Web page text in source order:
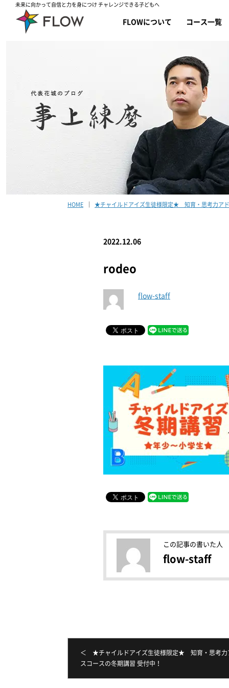
未来に向かって自信と力を身につけ チャレンジできる子どもへ
FLOWについて コース一覧
HOME ★チャイルドアイズ生徒様限定★ 知育・思考力アド
2022.12.06
rodeo
flow-staff
この記事の書いた人
flow-staff
＜ ★チャイルドアイズ生徒様限定★ 知育・思考力
スコースの冬期講習 受付中！